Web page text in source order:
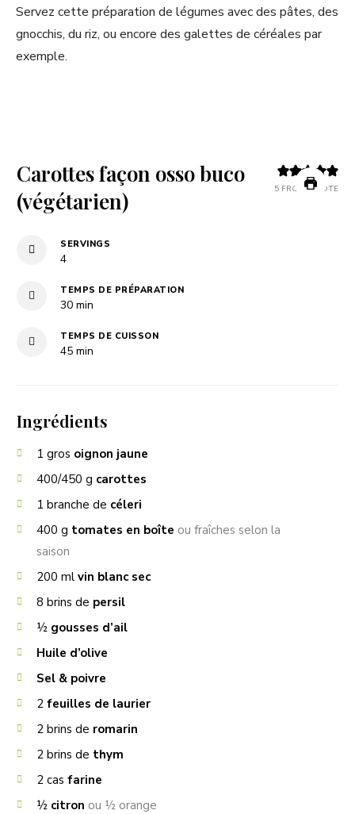
Servez cette préparation de légumes avec des pâtes, des
gnocchis, du riz, ou encore des galettes de céréales par
exemple.
5 FROM 1 VOTE
Carottes façon osso buco
(végétarien)
SERVINGS
4
TEMPS DE PRÉPARATION
30minutes
min
TEMPS DE CUISSON
45minutes
min
Ingrédients
1 gros oignon jaune
400/450 g carottes
1 branche de céleri
400 g tomates en boîte ou fraîches selon la
saison
200 ml vin blanc sec
8 brins de persil
½ gousses d’ail
Huile d’olive
Sel & poivre
2 feuilles de laurier
2 brins de romarin
2 brins de thym
2 cas farine
½ citron ou ½ orange